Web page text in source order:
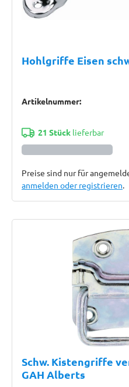
Hohlgriffe Eisen
Artikelnummer:
21 Stücklieferbar
Preise sind nur für
anmelden oder registrieren.
Schw. Kistengriffe
GAH Alberts